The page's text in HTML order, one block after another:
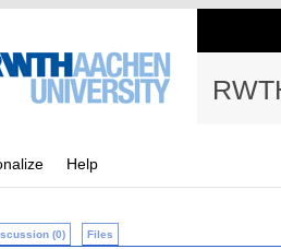
Help
(0) Files